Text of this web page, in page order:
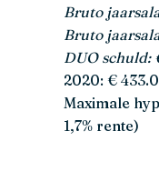
Bruto
Bruto
DUO schuld:
2020: €
Maximale
1,7% rente)